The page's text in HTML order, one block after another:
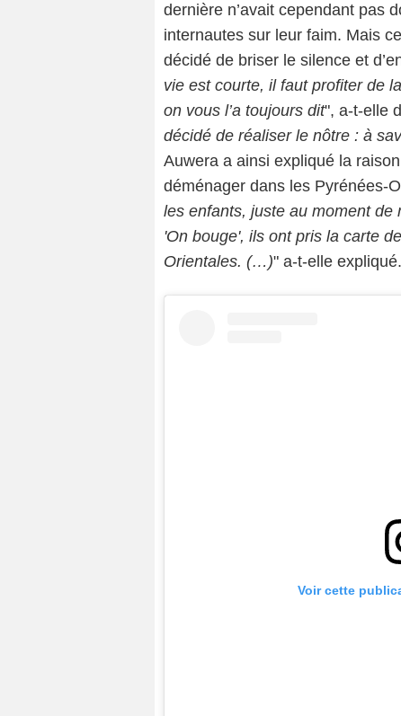
dernière n’avait cependant pas
internautes sur leur faim. Mais
décidé de briser le silence et
vie est courte, il faut profiter de
on vous l’a toujours dit", a-t-elle
décidé de réaliser le nôtre : à
Auwera a ainsi expliqué la
déménager dans les Pyrénées-
les enfants, juste au moment
'On bouge', ils ont pris la carte
Orientales. (…)" a-t-elle expliqué.
Voir cette